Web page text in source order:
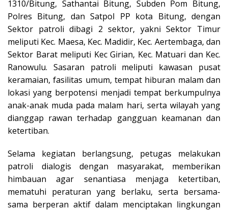
1310/Bitung, Sathantai Bitung, Subden Pom Bitung,
Polres Bitung, dan Satpol PP kota Bitung, dengan
Sektor patroli dibagi 2 sektor, yakni Sektor Timur
meliputi Kec. Maesa, Kec. Madidir, Kec. Aertembaga, dan
Sektor Barat meliputi Kec Girian, Kec. Matuari dan Kec.
Ranowulu. Sasaran patroli meliputi kawasan pusat
keramaian, fasilitas umum, tempat hiburan malam dan
lokasi yang berpotensi menjadi tempat berkumpulnya
anak-anak muda pada malam hari, serta wilayah yang
dianggap rawan terhadap gangguan keamanan dan
ketertiban.
Selama kegiatan berlangsung, petugas melakukan
patroli dialogis dengan masyarakat, memberikan
himbauan agar senantiasa menjaga ketertiban,
mematuhi peraturan yang berlaku, serta bersama-
sama berperan aktif dalam menciptakan lingkungan